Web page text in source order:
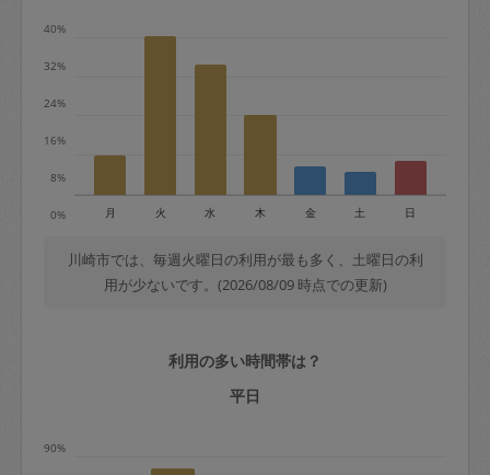
土曜日8時〜実施時間＝依頼金額の100%
＋交通費全額
依頼者不在による当日キャンセル＝依頼
金額の100%＋交通費全額
定期契約をキャンセルする場合、毎週定
期は月2回まで隔週定期は月1回までキャ
0%
8%
16%
24%
32%
40%
月 火 水 木 金 土 日
川崎市では、毎週火曜日の利用が最も多く、土曜日の利
用が少ないです。(2026/08/09 時点での更新)
利用の多い時間帯は？
平日
90%